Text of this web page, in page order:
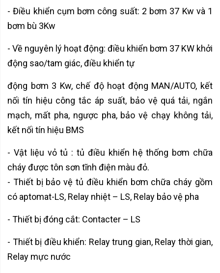
- Điều khiển cụm bơm công suất: 2 bơm 37 Kw và 1
bơm bù 3Kw
- Về nguyên lý hoạt động: điều khiển bơm 37 KW khởi
động sao/tam giác, điều khiển tự
động bơm 3 Kw, chế độ hoạt động MAN/AUTO, kết
nối tín hiệu công tắc áp suất, bảo vệ quá tải, ngắn
mạch, mất pha, ngược pha, bảo vệ chạy không tải,
kết nối tín hiệu BMS
- Vật liệu vỏ tủ : tủ điều khiển hệ thống bơm chữa
cháy được tôn sơn tĩnh điện màu đỏ.
- Thiết bị bảo vệ tủ điều khiển bơm chữa cháy gồm
có aptomat-LS, Relay nhiệt – LS, Relay bảo vệ pha
- Thiết bị đóng cắt: Contacter – LS
- Thiết bị điều khiển: Relay trung gian, Relay thời gian,
Relay mực nước